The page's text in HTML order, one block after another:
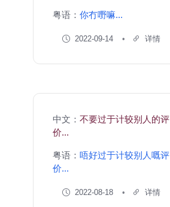
粤语：你冇嘢嘛...
2022-09-14 详情
中文：不要过于计较别人的评
价...
粤语：唔好过于计较别人嘅评
价...
2022-08-18 详情